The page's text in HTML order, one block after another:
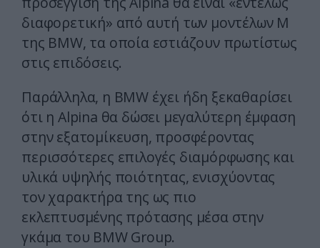
διαφορετική» από αυτή των μοντέλων M
της BMW, τα οποία εστιάζουν πρωτίστως
στις επιδόσεις.
Παράλληλα, η BMW έχει ήδη ξεκαθαρίσει
ότι η Alpina θα δώσει μεγαλύτερη έμφαση
στην εξατομίκευση, προσφέροντας
περισσότερες επιλογές διαμόρφωσης και
υλικά υψηλής ποιότητας, ενισχύοντας
τον χαρακτήρα της ως πιο
εκλεπτυσμένης πρότασης μέσα στην
γκάμα του BMW Group.